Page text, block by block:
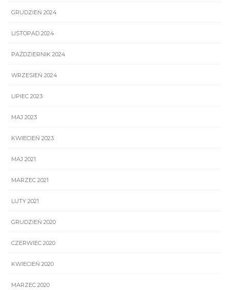
GRUDZIEŃ 2024
LISTOPAD 2024
PAŹDZIERNIK 2024
WRZESIEŃ 2024
LIPIEC 2023
MAJ 2023
KWIECIEŃ 2023
MAJ 2021
MARZEC 2021
LUTY 2021
GRUDZIEŃ 2020
CZERWIEC 2020
KWIECIEŃ 2020
MARZEC 2020